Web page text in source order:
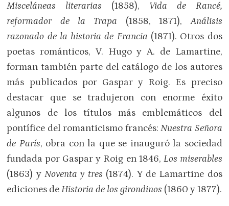
Misceláneas literarias (1858), Vida de Rancé,
reformador de la Trapa (1858, 1871),Análisis
razonado de la historia de Francia (1871). Otros dos
poetas románticos, V. Hugo y A. de Lamartine,
forman también parte del catálogo de los autores
más publicados por Gaspar y Roig. Es preciso
destacar que se tradujeron con enorme éxito
algunos de los títulos más emblemáticos del
pontífice del romanticismo francés:Nuestra Señora
de París, obra con la que se inauguró la sociedad
fundada por Gaspar y Roig en 1846, Los miserables
(1863) yNoventa y tres (1874). Y de Lamartine dos
ediciones deHistoria de los girondinos (1860 y 1877).